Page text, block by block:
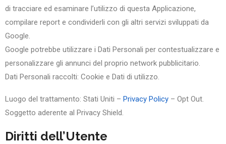
di tracciare ed esaminare l’utilizzo di questa Applicazione,
compilare report e condividerli con gli altri servizi sviluppati da
Google.
Google potrebbe utilizzare i Dati Personali per contestualizzare e
personalizzare gli annunci del proprio network pubblicitario.
Dati Personali raccolti: Cookie e Dati di utilizzo.
Luogo del trattamento: Stati Uniti – Privacy Policy – Opt Out.
Soggetto aderente al Privacy Shield.
Diritti dell’Utente